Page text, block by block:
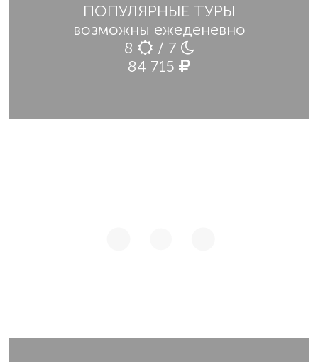
ПОПУЛЯРНЫЕ ТУРЫ
возможны ежеденевно
8
/ 7
84 715